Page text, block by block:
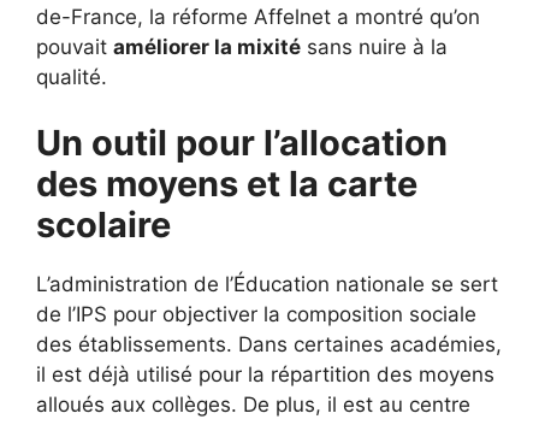
de-France, la réforme Affelnet a montré qu’on
pouvait améliorer la mixité sans nuire à la
qualité.
Un outil pour l’allocation
des moyens et la carte
scolaire
L’administration de l’Éducation nationale se sert
de l’IPS pour objectiver la composition sociale
des établissements. Dans certaines académies,
il est déjà utilisé pour la répartition des moyens
alloués aux collèges. De plus, il est au centre